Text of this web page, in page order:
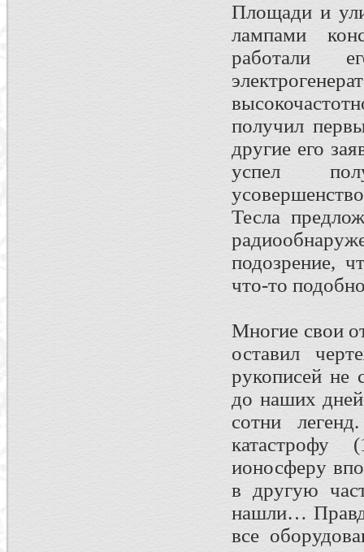
Площади и
лампами
работали
получил
другие его
успел
Тесла
подозрение,
что-то
Многие свои
оставил
рукописей не
до наших
сотни
катастрофу
ионосферу
в другую
нашли…
все